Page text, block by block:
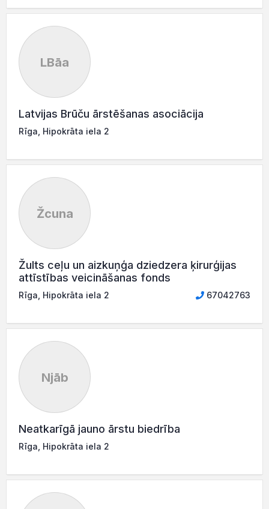
LBāa
Latvijas Brūču ārstēšanas asociācija
Rīga, Hipokrāta iela 2
Žcuna
Žults ceļu un aizkuņģa dziedzera ķirurģijas
attīstības veicināšanas fonds
Rīga, Hipokrāta iela 2 67042763
Njāb
Neatkarīgā jauno ārstu biedrība
Rīga, Hipokrāta iela 2